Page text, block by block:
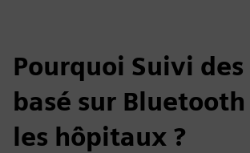
Pourquoi Suivi
basé sur
les hôpitaux ?